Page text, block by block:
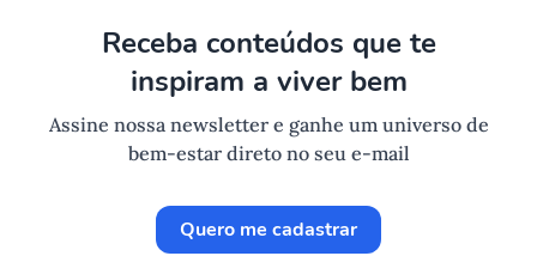
Receba conteúdos que te
inspiram a viver bem
Assine nossa newsletter e ganhe um universo de
bem-estar direto no seu e-mail
Quero me cadastrar